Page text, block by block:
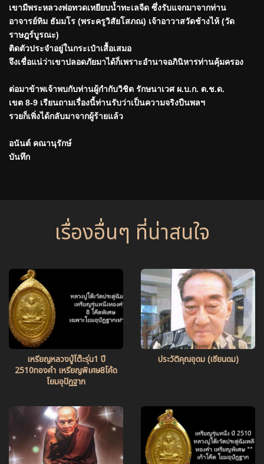
เขามีพระหลวงพ่อทวดเหยียบน้ำทะเลจืด ซึ่งรับแจกมาจากท่าน
อาจารย์ทิม ธัมมโร (พระครูวิสัยโสภณ) เจ้าอาวาสวัดช้างไห้ (วัด
ราษฎร์บูรณะ)
ติดตัวประจำอยู่ในกระเป๋าเสื้อเสมอ
จึงเชื่อแน่ว่าเขาปลอดภัยมาได้ก็เพราะอำนาจอภินิหารท่านคุ้มครอง
ต่อมาข้าพเจ้าพบกับท่านผู้กำกับวิชิต รักษนาเวศ ผ.บ.ก. ต.ช.ด.
เขต 8-9 เรียนถามเรื่องนี้ท่านรับว่าเป็นความจริงปืนพลฯ
รวยก็เพิ่งได้กลับมาจากผู้ร้ายแล้ว
อนันต์ คณานุรักษ์
บันทึก
เรื่องอื่นๆ ที่น่าสนใจ
เหรียญหลวงปู่โต๊ะรุ่น1 ปี
2510ทองคำ เหรียญพิเศษ8โค้ด
โยมอุปัฏฐาก
ประวัติคุณอุดม (เซียนดม)